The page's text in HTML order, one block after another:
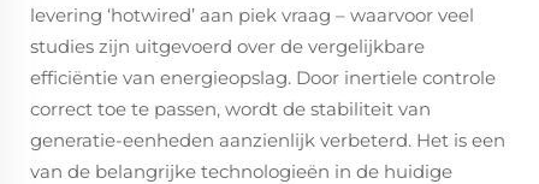
levering ‘hotwired’ aan piek vraag – waarvoor veel
studies zijn uitgevoerd over de vergelijkbare
efficiëntie van energieopslag. Door inertiele controle
correct toe te passen, wordt de stabiliteit van
generatie-eenheden aanzienlijk verbeterd. Het is een
van de belangrijke technologieën in de huidige